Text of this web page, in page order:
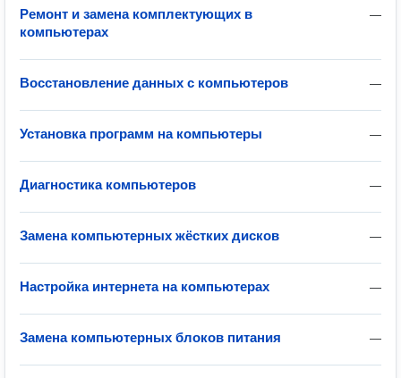
—
Ремонт и замена комплектующих в
компьютерах
—
Восстановление данных с компьютеров
—
Установка программ на компьютеры
—
Диагностика компьютеров
—
Замена компьютерных жёстких дисков
—
Настройка интернета на компьютерах
—
Замена компьютерных блоков питания